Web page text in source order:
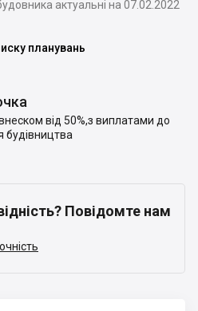
актуальні на 07.02.2022
планувань
від 50%,з виплатами до
будівництва
Повідомте нам